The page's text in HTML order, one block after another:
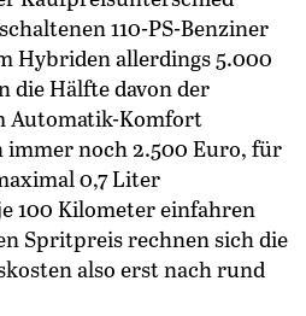
110-PS-Benziner
Hybriden allerdings 5.000
die Hälfte davon der
Automatik-Komfort
noch 2.500 Euro, für
0,7 Liter
100 Kilometer einfahren
Spritpreis rechnen sich die
also erst nach rund